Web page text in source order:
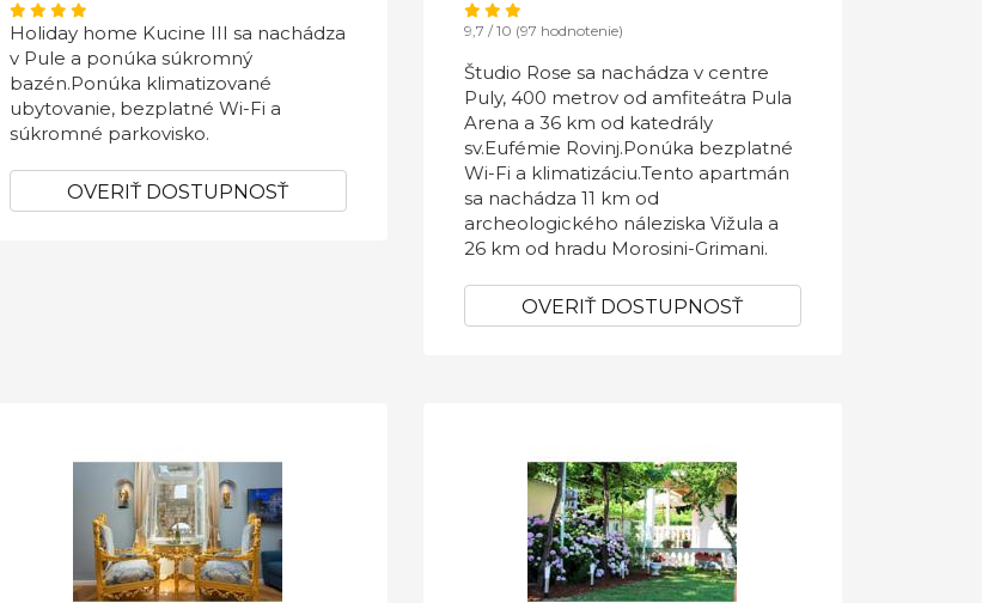
Holiday home Kucine III sa nachádza
v Pule a ponúka súkromný
bazén.Ponúka klimatizované
ubytovanie, bezplatné Wi-Fi a
súkromné ​​parkovisko.
OVERIŤ DOSTUPNOSŤ
9,7 / 10 (97 hodnotenie)
Študio Rose sa nachádza v centre
Puly, 400 metrov od amfiteátra Pula
Arena a 36 km od katedrály
sv.Eufémie Rovinj.Ponúka bezplatné
Wi-Fi a klimatizáciu.Tento apartmán
sa nachádza 11 km od
archeologického náleziska Vižula a
26 km od hradu Morosini-Grimani.
OVERIŤ DOSTUPNOSŤ